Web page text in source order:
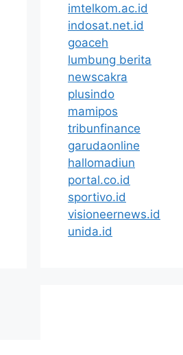
imtelkom.ac.id
indosat.net.id
goaceh
lumbung berita
newscakra
plusindo
mamipos
tribunfinance
garudaonline
hallomadiun
portal.co.id
sportivo.id
visioneernews.id
unida.id